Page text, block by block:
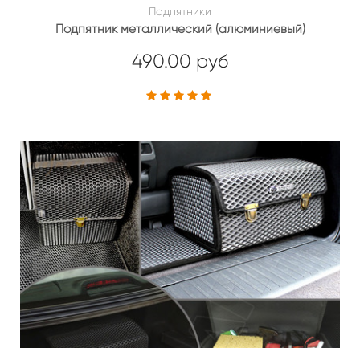
Подпятники
Подпятник металлический (алюминиевый)
490.00 руб